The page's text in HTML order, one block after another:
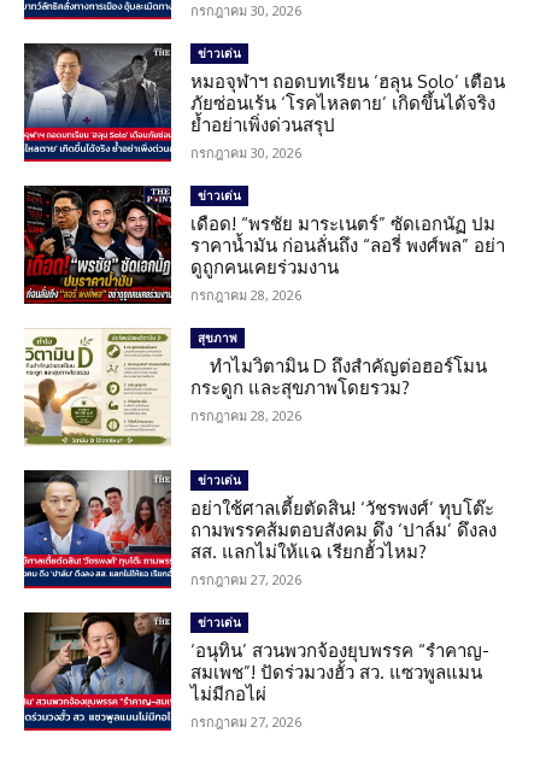
กรกฎาคม 30, 2026
ข่าวเด่น
หมอจุฬาฯ ถอดบทเรียน ‘ฮลุน Solo’ เตือน
ภัยซ่อนเร้น ‘โรคไหลตาย’ เกิดขึ้นได้จริง
ย้ำอย่าเพิ่งด่วนสรุป
กรกฎาคม 30, 2026
ข่าวเด่น
เดือด! “พรชัย มาระเนตร์” ซัดเอกนัฏ ปม
ราคาน้ำมัน ก่อนลั่นถึง “ลอรี่ พงศ์พล” อย่า
ดูถูกคนเคยร่วมงาน
กรกฎาคม 28, 2026
สุขภาพ
ทำไมวิตามิน D ถึงสำคัญต่อฮอร์โมน
กระดูก และสุขภาพโดยรวม?
กรกฎาคม 28, 2026
ข่าวเด่น
อย่าใช้ศาลเตี้ยตัดสิน! ‘วัชรพงศ์’ ทุบโต๊ะ
ถามพรรคส้มตอบสังคม ดึง ‘ปาล์ม’ ดึงลง
สส. แลกไม่ให้แฉ เรียกฮั้วไหม?
กรกฎาคม 27, 2026
ข่าวเด่น
‘อนุทิน’ สวนพวกจ้องยุบพรรค “รำคาญ-
สมเพช”! ปัดร่วมวงฮั้ว สว. แซวพูลแมน
ไม่มีกอไผ่
กรกฎาคม 27, 2026